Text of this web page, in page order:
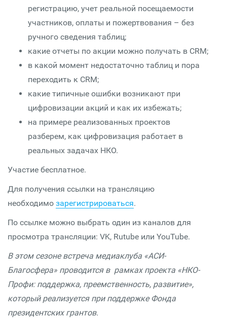
регистрацию, учет реальной посещаемости
участников, оплаты и пожертвования – без
ручного сведения таблиц;
какие отчеты по акции можно получать в CRM;
в какой момент недостаточно таблиц и пора
переходить к CRM;
какие типичные ошибки возникают при
цифровизации акций и как их избежать;
на примере реализованных проектов
разберем, как цифровизация работает в
реальных задачах НКО.
Участие бесплатное.
Для получения ссылки на трансляцию
необходимо зарегистрироваться.
По ссылке можно выбрать один из каналов для
просмотра трансляции: VK, Rutube или YouTube.
В этом сезоне встреча медиаклуба «АСИ-
Благосфера» проводится в рамках проекта «НКО-
Профи: поддержка, преемственность, развитие»,
который реализуется при поддержке Фонда
президентских грантов.